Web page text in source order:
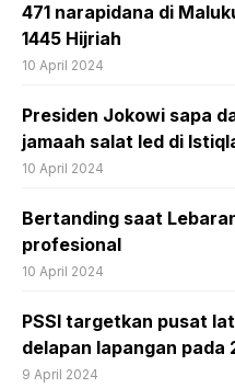
471 narapidana di
1445 Hijriah
10 April 2024
Presiden Jokowi sapa
jamaah salat Ied di
10 April 2024
Bertanding saat
profesional
10 April 2024
PSSI targetkan pusat
delapan lapangan pada
9 April 2024